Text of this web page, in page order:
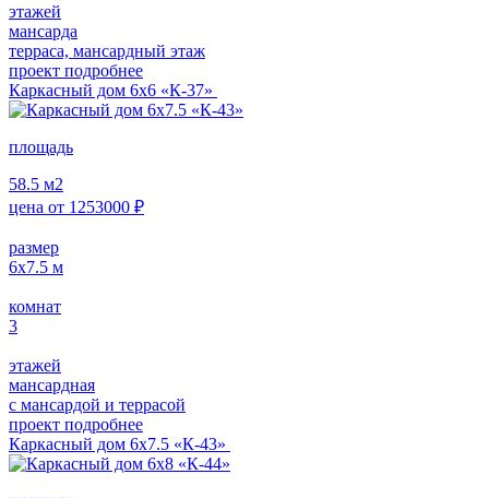
этажей
мансарда
терраса, мансардный этаж
проект подробнее
Каркасный дом 6х6 «К-37»
площадь
58.5 м2
цена от 1253000 ₽
размер
6х7.5 м
комнат
3
этажей
мансардная
с мансардой и террасой
проект подробнее
Каркасный дом 6х7.5 «К-43»